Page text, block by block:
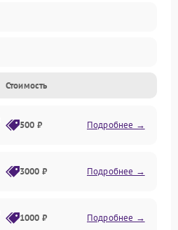
Стоимость
500 ₽ Подробнее →
3000 ₽ Подробнее →
1000 ₽ Подробнее →